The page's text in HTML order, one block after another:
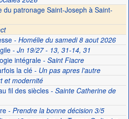
du patronage Saint-Joseph à Saint-
- Homélie du samedi 8 aout 2026
- Jn 19/27 - 13, 31-14, 31
intégrale- Saint Fiacre
la clé- Un pas apres l'autre
et modernité
fil des siècles- Sainte Catherine de
- Prendre la bonne décision 3/5